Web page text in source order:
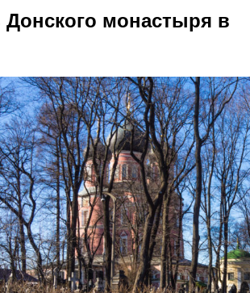
монастыря в